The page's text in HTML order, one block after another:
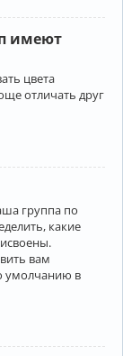
имеют
цвета
отличать друг
группа по
какие
вам
умолчанию в